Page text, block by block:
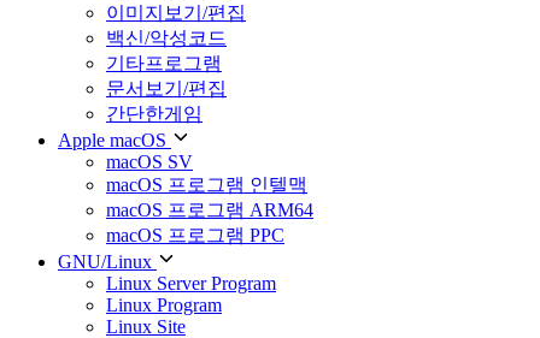
이미지보기/편집
백신/악성코드
기타프로그램
문서보기/편집
간단한게임
Apple macOS
macOS SV
macOS 프로그램 인텔맥
macOS 프로그램 ARM64
macOS 프로그램 PPC
GNU/Linux
Linux Server Program
Linux Program
Linux Site